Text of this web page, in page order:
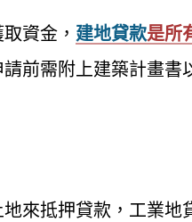
資金， 建地貸款是所
前需附上建築計畫
來抵押貸款，工業地